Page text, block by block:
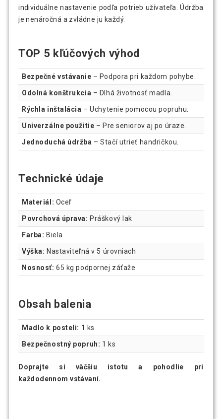
individuálne nastavenie podľa potrieb užívateľa. Údržba
je nenáročná a zvládne ju každý.
TOP 5 kľúčových výhod
Bezpečné vstávanie – Podpora pri každom pohybe.
Odolná konštrukcia – Dlhá životnosť madla.
Rýchla inštalácia – Uchytenie pomocou popruhu.
Univerzálne použitie – Pre seniorov aj po úraze.
Jednoduchá údržba – Stačí utrieť handričkou.
Technické údaje
Materiál: Oceľ
Povrchová úprava: Práškový lak
Farba: Biela
Výška: Nastaviteľná v 5 úrovniach
Nosnosť: 65 kg podpornej záťaže
Obsah balenia
Madlo k posteli: 1 ks
Bezpečnostný popruh: 1 ks
Doprajte si väčšiu istotu a pohodlie pri
každodennom vstávaní.